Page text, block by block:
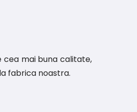
cea mai buna calitate,
fabrica noastra.